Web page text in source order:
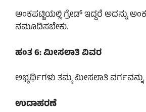
ಅಂಕಪಟ್ಟಿಯಲ್ಲಿ ಗ್ರೇಡ್ ಇದ್ದರೆ ಅದನ್ನು
ನಮೂದಿಸಬೇಕು.
ಹಂತ 6: ಮೀಸಲಾತಿ ವಿವರ
ಅಭ್ಯರ್ಥಿಗಳು ತಮ್ಮ ಮೀಸಲಾತಿ
ಉದಾಹರಣೆ